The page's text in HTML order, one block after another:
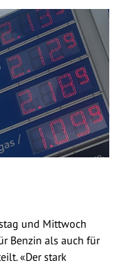
und Mittwoch
Benzin als auch für
«Der stark